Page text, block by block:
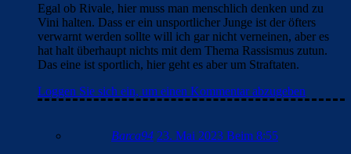
Egal ob Rivale, hier muss man menschlich denken und zu
Vini halten. Dass er ein unsportlicher Junge ist der öfters
verwarnt werden sollte will ich gar nicht verneinen, aber es
hat halt überhaupt nichts mit dem Thema Rassismus zutun.
Das eine ist sportlich, hier geht es aber um Straftaten.
Loggen Sie sich ein, um einen Kommentar abzugeben
Barca94 23. Mai 2023 Beim 8:55